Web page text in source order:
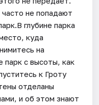
не попадают
глубине парка
куда
на
парк с высоты, как
к Гроту
отделаны
и об этом знают